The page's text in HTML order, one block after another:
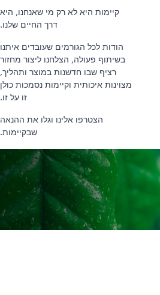
קיימות היא לא רק מי שאנחנו, היא
דרך החיים שלנו.
הודות לכל הגורמים שעובדים איתנו
בשיתוף פעולה, הצלחנו ליצור מחזור
רציף שבו חדשנות במוצר ותהליך,
מצוינות איכותית וקיימות נסמכות כולן
זו על זו.
הצטרפו אלינו וגלו את ההנאה
שבקיימות.